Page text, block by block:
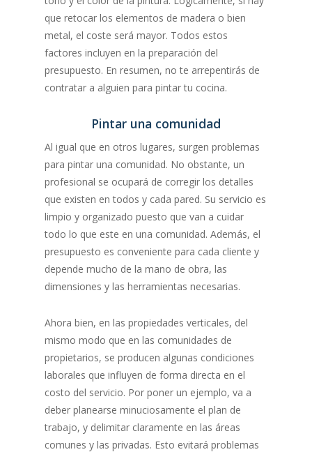
que retocar los elementos de madera o bien
metal, el coste será mayor. Todos estos
factores incluyen en la preparación del
presupuesto. En resumen, no te arrepentirás de
contratar a alguien para pintar tu cocina.
Pintar una comunidad
Al igual que en otros lugares, surgen problemas
para pintar una comunidad. No obstante, un
profesional se ocupará de corregir los detalles
que existen en todos y cada pared. Su servicio es
limpio y organizado puesto que van a cuidar
todo lo que este en una comunidad. Además, el
presupuesto es conveniente para cada cliente y
depende mucho de la mano de obra, las
dimensiones y las herramientas necesarias.
Ahora bien, en las propiedades verticales, del
mismo modo que en las comunidades de
propietarios, se producen algunas condiciones
laborales que influyen de forma directa en el
costo del servicio. Por poner un ejemplo, va a
deber planearse minuciosamente el plan de
trabajo, y delimitar claramente en las áreas
comunes y las privadas. Esto evitará problemas